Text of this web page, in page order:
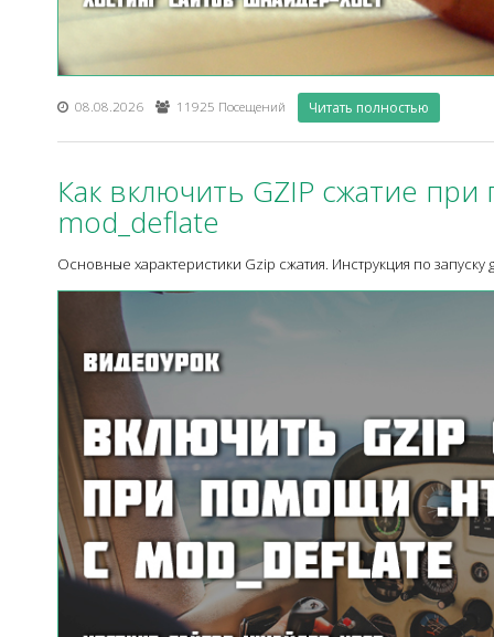
08.08.2026 11925 Посещений Читать полностью
Как включить GZIP сжатие
mod_deflate
Основные характеристики Gzip сжатия. Инструкция по